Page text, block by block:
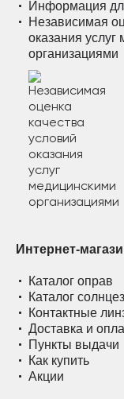
Информация
Независимая
оказания услуг
организациями
Интернет-
Каталог оправ
Каталог
Контактные
Доставка и
Пункты выдачи
Как купить
Акции